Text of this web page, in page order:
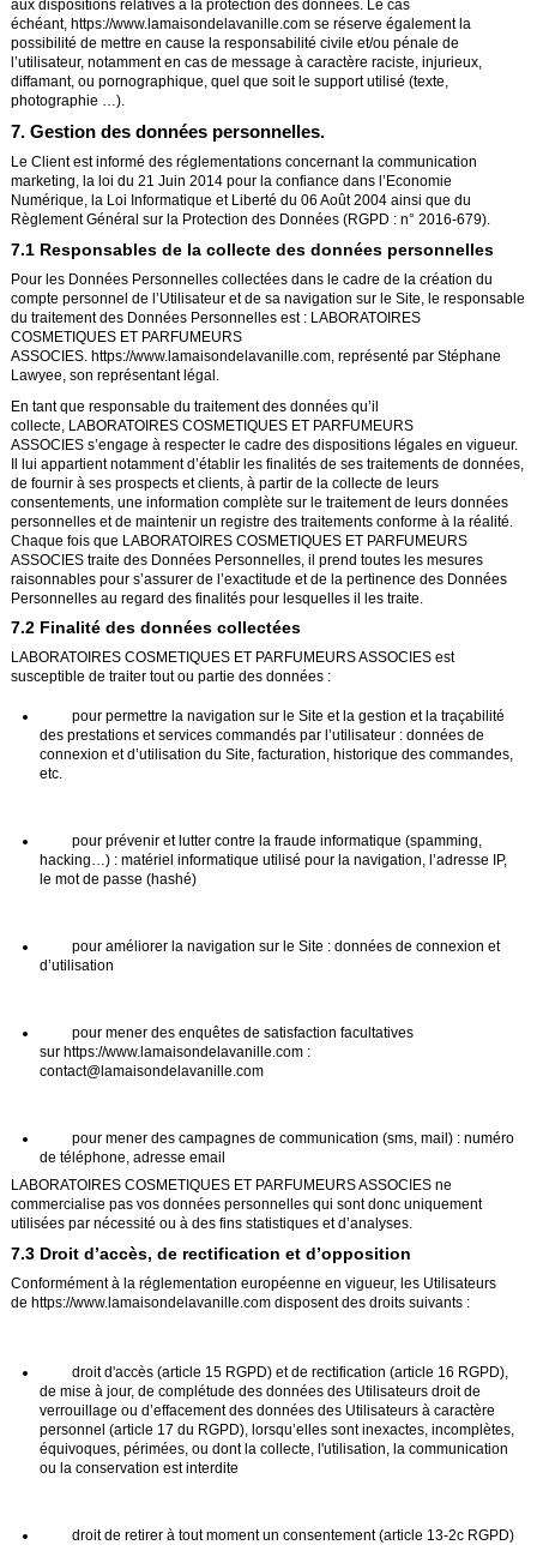
aux dispositions relatives à la protection des données. Le cas
échéant, https://www.lamaisondelavanille.com se réserve également la
possibilité de mettre en cause la responsabilité civile et/ou pénale de
l’utilisateur, notamment en cas de message à caractère raciste, injurieux,
diffamant, ou pornographique, quel que soit le support utilisé (texte,
photographie …).
7. Gestion des données personnelles.
Le Client est informé des réglementations concernant la communication
marketing, la loi du 21 Juin 2014 pour la confiance dans l’Economie
Numérique, la Loi Informatique et Liberté du 06 Août 2004 ainsi que du
Règlement Général sur la Protection des Données (RGPD : n° 2016-679).
7.1 Responsables de la collecte des données personnelles
Pour les Données Personnelles collectées dans le cadre de la création du
compte personnel de l’Utilisateur et de sa navigation sur le Site, le responsable
du traitement des Données Personnelles est : LABORATOIRES
COSMETIQUES ET PARFUMEURS
ASSOCIES. https://www.lamaisondelavanille.com, représenté par Stéphane
Lawyee, son représentant légal.
En tant que responsable du traitement des données qu’il
collecte, LABORATOIRES COSMETIQUES ET PARFUMEURS
ASSOCIES s’engage à respecter le cadre des dispositions légales en vigueur.
Il lui appartient notamment d’établir les finalités de ses traitements de données,
de fournir à ses prospects et clients, à partir de la collecte de leurs
consentements, une information complète sur le traitement de leurs données
personnelles et de maintenir un registre des traitements conforme à la réalité.
Chaque fois que LABORATOIRES COSMETIQUES ET PARFUMEURS
ASSOCIES traite des Données Personnelles, il prend toutes les mesures
raisonnables pour s’assurer de l’exactitude et de la pertinence des Données
Personnelles au regard des finalités pour lesquelles il les traite.
7.2 Finalité des données collectées
LABORATOIRES COSMETIQUES ET PARFUMEURS ASSOCIES est
susceptible de traiter tout ou partie des données :
pour permettre la navigation sur le Site et la gestion et la traçabilité
des prestations et services commandés par l’utilisateur : données de
connexion et d’utilisation du Site, facturation, historique des commandes,
etc.
pour prévenir et lutter contre la fraude informatique (spamming,
hacking…) : matériel informatique utilisé pour la navigation, l’adresse IP,
le mot de passe (hashé)
pour améliorer la navigation sur le Site : données de connexion et
d’utilisation
pour mener des enquêtes de satisfaction facultatives
sur https://www.lamaisondelavanille.com :
contact@lamaisondelavanille.com
pour mener des campagnes de communication (sms, mail) : numéro
de téléphone, adresse email
LABORATOIRES COSMETIQUES ET PARFUMEURS ASSOCIES ne
commercialise pas vos données personnelles qui sont donc uniquement
utilisées par nécessité ou à des fins statistiques et d’analyses.
7.3 Droit d’accès, de rectification et d’opposition
Conformément à la réglementation européenne en vigueur, les Utilisateurs
de https://www.lamaisondelavanille.com disposent des droits suivants :
droit d'accès (article 15 RGPD) et de rectification (article 16 RGPD),
de mise à jour, de complétude des données des Utilisateurs droit de
verrouillage ou d’effacement des données des Utilisateurs à caractère
personnel (article 17 du RGPD), lorsqu’elles sont inexactes, incomplètes,
équivoques, périmées, ou dont la collecte, l'utilisation, la communication
ou la conservation est interdite
droit de retirer à tout moment un consentement (article 13-2c RGPD)